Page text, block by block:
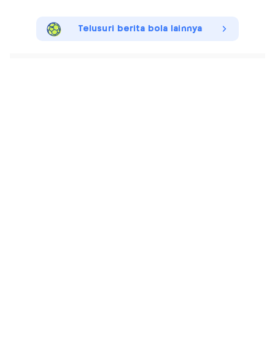
Telusuri berita bola lainnya